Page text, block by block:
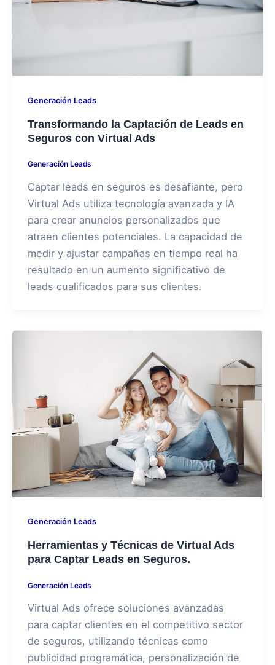
Generación Leads
Transformando la Captación de Leads en
Seguros con Virtual Ads
Generación Leads
Captar leads en seguros es desafiante, pero
Virtual Ads utiliza tecnología avanzada y IA
para crear anuncios personalizados que
atraen clientes potenciales. La capacidad de
medir y ajustar campañas en tiempo real ha
resultado en un aumento significativo de
leads cualificados para sus clientes.
Generación Leads
Herramientas y Técnicas de Virtual Ads
para Captar Leads en Seguros.
Generación Leads
Virtual Ads ofrece soluciones avanzadas
para captar clientes en el competitivo sector
de seguros, utilizando técnicas como
publicidad programática, personalización de